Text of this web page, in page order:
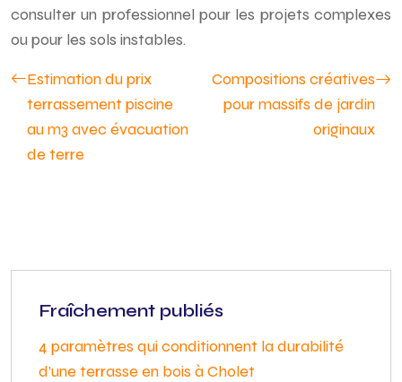
consulter un professionnel pour les projets complexes
ou pour les sols instables.
Estimation du prix
terrassement piscine
au m3 avec évacuation
de terre
Compositions créatives
pour massifs de jardin
originaux
Fraîchement publiés
4 paramètres qui conditionnent la durabilité
d’une terrasse en bois à Cholet